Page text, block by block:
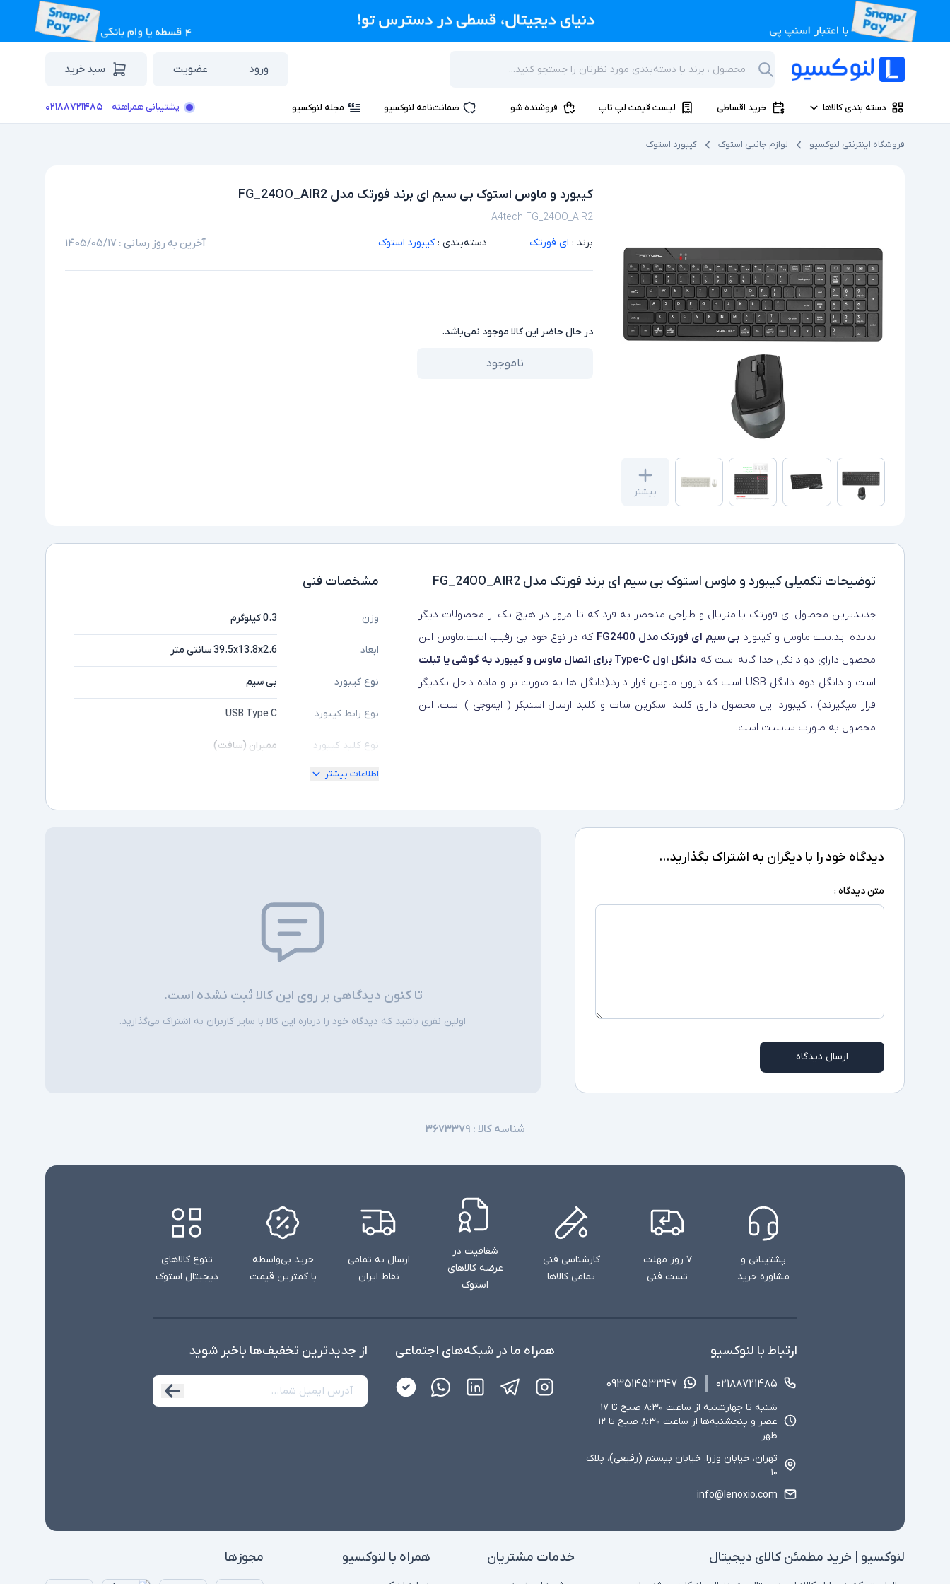
ورود عضویت سبد خرید
دسته بندی کالاها خرید اقساطی لیست قیمت لپ تاپ فروشنده شو ضمانت‌نامه لنوکسیو مجله لنوکسیو پشتیبانی همراهته ۰۲۱۸۸۷۲۱۴۸۵
فروشگاه اینترنتی لنوکسیو لوازم جانبی استوک کیبورد استوک
بیشتر
کیبورد و ماوس استوک بی سیم ای برند فورتک مدل FG_24OO_AIR2
A4tech FG_24OO_AIR2
برند : ای فورتک دسته‌بندی : کیبورد استوک آخرین به روز رسانی : ۱۴۰۵/۰۵/۱۷
در حال حاضر این کالا موجود نمی‌باشد.
ناموجود
توضیحات تکمیلی کیبورد و ماوس استوک بی سیم ای برند فورتک مدل FG_24OO_AIR2
جدیدترین محصول ای فورتک با متریال و طراحی منحصر به فرد که تا امروز در هیچ یک از محصولات دیگر
ندیده اید.ست ماوس و کیبورد بی سیم ای فورتک مدل FG2400
که در نوع خود بی رقیب است.ماوس این
محصول دارای دو دانگل جدا گانه است که دانگل اول Type-C برای اتصال ماوس و کیبورد به گوشی یا تبلت
است و دانگل دوم دانگل USB است که درون ماوس قرار دارد.(دانگل ها به صورت نر و ماده داخل یکدیگر
قرار میگیرند) . کیبورد این محصول دارای کلید اسکرین شات و کلید ارسال استیکر ( ایموجی ) است. این
محصول به صورت سایلنت است.
مشخصات فنی
وزن 0.3 کیلوگرم
ابعاد 39.5x13.8x2.6 سانتی متر
نوع کیبورد بی سیم
نوع رابط کیبورد USB Type C
نوع کلید کیبورد ممبران (سافت)
سایر توضیحات
اطلاعات بیشتر
دیدگاه خود را با دیگران به اشتراک بگذارید...
متن دیدگاه :
ارسال دیدگاه
تا کنون دیدگاهی بر روی این کالا ثبت نشده است.
اولین نفری باشید که دیدگاه خود را درباره این کالا با سایر کاربران به اشتراک می‌گذارید.
شناسه کالا : ۳۶۷۳۳۷۹
پشتیبانی و
مشاوره خرید
۷ روز مهلت
تست فنی
کارشناسی فنی
تمامی کالاها
شفافیت در
عرضه کالاهای
استوک
ارسال به تمامی
نقاط ایران
خرید بی‌واسطه
با کمترین قیمت
تنوع کالاهای
دیجیتال استوک
ارتباط با لنوکسیو
۰۲۱۸۸۷۲۱۴۸۵ ۰۹۳۵۱۴۵۳۳۴۷
شنبه تا چهارشنبه از ساعت ۸:۳۰ صبح تا ۱۷
عصر و پنجشنبه‌ها از ساعت ۸:۳۰ صبح تا ۱۲
ظهر
تهران، خیابان وزرا، خیابان بیستم (رفیعی)، پلاک
۱۰
info@lenoxio.com
همراه ما در شبکه‌های اجتماعی از جدید‌ترین تخفیف‌ها با‌خبر شوید
لنوکسیو | خرید مطمئن کالای دیجیتال خدمات مشتریان همراه با لنوکسیو مجوزها